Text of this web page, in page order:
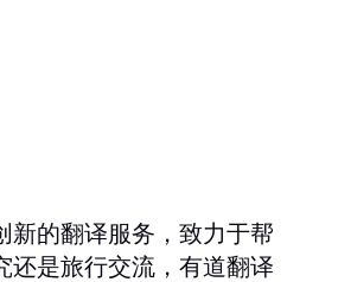
新的翻译服务，致力于帮
还是旅行交流，有道翻译